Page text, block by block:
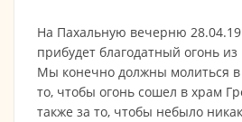
На Пахальную вечерню
прибудет благодатный огонь
Мы конечно должны молиться
то, чтобы огонь сошел в храм
также за то, чтобы небыло